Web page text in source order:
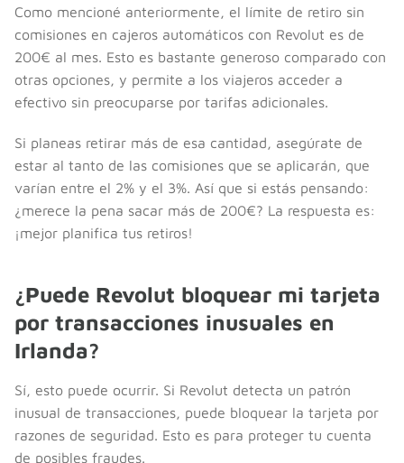
Como mencioné anteriormente, el límite de retiro sin
comisiones en cajeros automáticos con Revolut es de
200€ al mes. Esto es bastante generoso comparado con
otras opciones, y permite a los viajeros acceder a
efectivo sin preocuparse por tarifas adicionales.
Si planeas retirar más de esa cantidad, asegúrate de
estar al tanto de las comisiones que se aplicarán, que
varían entre el 2% y el 3%. Así que si estás pensando:
¿merece la pena sacar más de 200€? La respuesta es:
¡mejor planifica tus retiros!
¿Puede Revolut bloquear mi tarjeta
por transacciones inusuales en
Irlanda?
Sí, esto puede ocurrir. Si Revolut detecta un patrón
inusual de transacciones, puede bloquear la tarjeta por
razones de seguridad. Esto es para proteger tu cuenta
de posibles fraudes.